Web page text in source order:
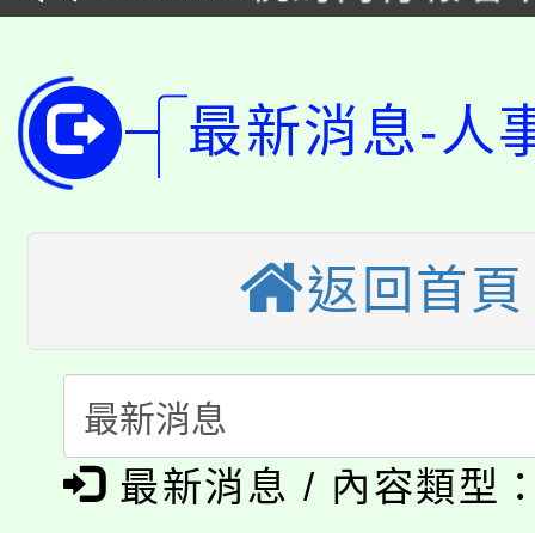
局官網。
8月14至27日，桃園電
開!
115年桃園市運動會8/
田徑場及游泳池舉行。
桃園市低收入戶享有免
半價優惠，詳情可洽有
者。
份教師增能研習
大溪自造教育及科技
淨零綠生活教案入校路
會
115年食農教育專業人
程
「本色祭」8/29、30在
場熱烈登場!
8/21下午1時於龍潭區
最新消息-人
返回首頁
最新消息 / 內容類型